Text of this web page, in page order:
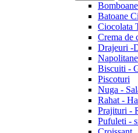
Batoane
Ciocolata
Crema de
Drajeuri -
Napolitane
Biscuiti -
Piscoturi
Nuga -
Rahat -
Prajituri -
Pufuleti -